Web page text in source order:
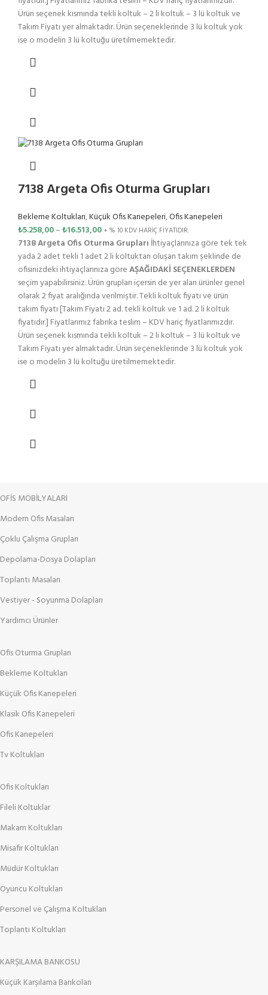
Ürün seçenek kısmında tekli koltuk – 2 li koltuk – 3 lü koltuk ve
Takım Fiyatı yer almaktadır. Ürün seçeneklerinde 3 lü koltuk yok
ise o modelin 3 lü koltuğu üretilmemektedir.
7138 Argeta Ofis Oturma Grupları
Bekleme Koltukları,Küçük Ofis Kanepeleri,Ofis Kanepeleri
₺5.258,00–₺16.513,00 + % 10 KDV HARİÇ FİYATIDIR.
7138 Argeta Ofis Oturma Grupları İhtiyaçlarınıza göre tek tek
yada 2 adet tekli 1 adet 2 li koltuktan oluşan takım şeklinde de
ofisinizdeki ihtiyaçlarınıza göreAŞAĞIDAKİ SEÇENEKLERDEN
seçim yapabilirsiniz. Ürün grupları içersin de yer alan ürünler genel
olarak 2 fiyat aralığında verilmiştir. Tekli koltuk fiyatı ve ürün
takım fiyatı [Takım Fiyatı 2 ad. tekli koltuk ve 1 ad. 2 li koltuk
fiyatıdır.] Fiyatlarımız fabrika teslim – KDV hariç fiyatlarımızdır.
Ürün seçenek kısmında tekli koltuk – 2 li koltuk – 3 lü koltuk ve
Takım Fiyatı yer almaktadır. Ürün seçeneklerinde 3 lü koltuk yok
ise o modelin 3 lü koltuğu üretilmemektedir.
OFİS MOBİLYALARI
Modern Ofis Masaları
Çoklu Çalışma Grupları
Depolama-Dosya Dolapları
Toplantı Masaları
Vestiyer - Soyunma Dolapları
Yardımcı Ürünler
Ofis Oturma Grupları
Bekleme Koltukları
Küçük Ofis Kanepeleri
Klasik Ofis Kanepeleri
Ofis Kanepeleri
Tv Koltukları
Ofis Koltukları
Fileli Koltuklar
Makam Koltukları
Misafir Koltukları
Müdür Koltukları
Oyuncu Koltukları
Personel ve Çalışma Koltukları
Toplantı Koltukları
KARŞILAMA BANKOSU
Küçük Karşılama Bankoları